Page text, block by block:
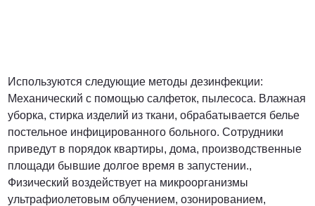
Используются следующие методы дезинфекции:
Механический с помощью салфеток, пылесоса. Влажная
уборка, стирка изделий из ткани, обрабатывается белье
постельное инфицированного больного. Сотрудники
приведут в порядок квартиры, дома, производственные
площади бывшие долгое время в запустении.,
Физический воздействует на микроорганизмы
ультрафиолетовым облучением, озонированием,